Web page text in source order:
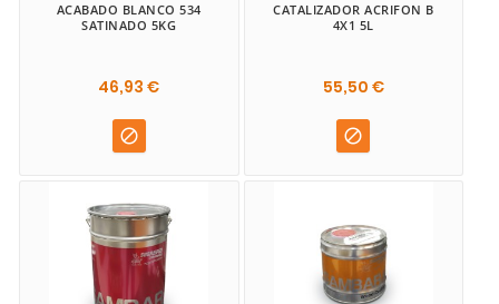
ACABADO BLANCO 534
SATINADO 5KG
46,93 €

CATALIZADOR ACRIFON B
4X1 5L
55,50 €
